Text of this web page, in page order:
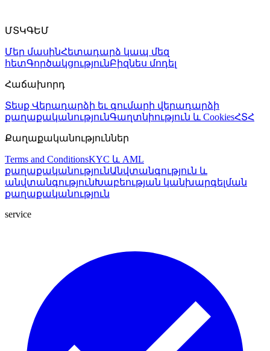
ՄՏԿԳԵՄ
Մեր մասինՀետադարձ կապ մեզ
հետԳործակցությունԲիզնես մոդել
Հաճախորդ
Տեսք Վերադարձի եւ գումարի վերադարձի
քաղաքականությունԳաղտնիություն և CookiesՀՏՀ
Քաղաքականություններ
Terms and ConditionsKYC և AML
քաղաքականությունԱնվտանգություն և
անվտանգությունԽաբեության կանխարգելման
քաղաքականություն
service